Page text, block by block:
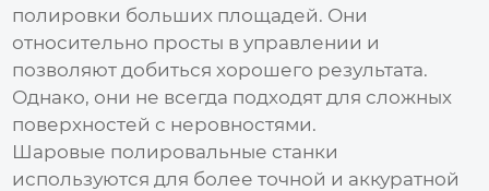
полировки больших площадей. Они
относительно просты в управлении и
позволяют добиться хорошего результата.
Однако, они не всегда подходят для сложных
поверхностей с неровностями.
Шаровые полировальные станки
используются для более точной и аккуратной